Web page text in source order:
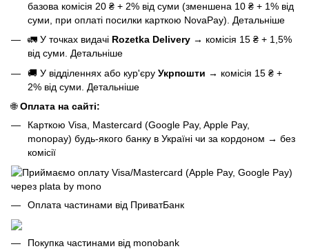
базова комісія 20 ₴ + 2% від суми (зменшена 10 ₴ + 1% від
суми, при оплаті посилки карткою NovaPay). Детальніше
🚛 У точках видачі Rozetka Delivery → комісія 15 ₴ + 1,5%
від суми. Детальніше
🚚 У відділеннях або кур'єру Укрпошти → комісія 15 ₴ +
2% від суми. Детальніше
🌐Оплата на сайті:
Карткою Visa, Mastercard (Google Pay, Apple Pay,
monopay) будь-якого банку в Україні чи за кордоном → без
комісії
Оплата частинами від ПриватБанк
Покупка частинами від monobank